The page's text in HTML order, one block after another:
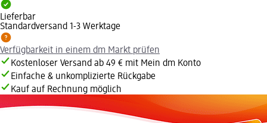
Lieferbar
Standardversand 1-3 Werktage
Verfügbarkeit in einem dm Markt prüfen
Kostenloser Versand ab 49 € mit Mein dm Konto
Einfache & unkomplizierte Rückgabe
Kauf auf Rechnung möglich